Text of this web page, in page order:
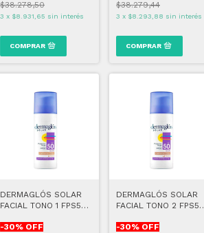
$38.278,50
3 x $8.931,65 sin interés
$38.279,44
3 x $8.293,88 sin interés
DERMAGLÓS SOLAR
FACIAL TONO 1 FPS50
-30% OFF
DERMAGLÓS SOLAR
FACIAL TONO 2 FPS50
-30% OFF